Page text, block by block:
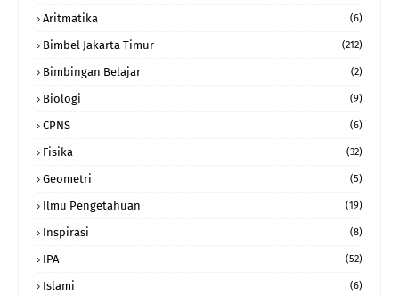
Aritmatika (6)
Bimbel Jakarta Timur (212)
Bimbingan Belajar (2)
Biologi (9)
CPNS (6)
Fisika (32)
Geometri (5)
Ilmu Pengetahuan (19)
Inspirasi (8)
IPA (52)
Islami (6)